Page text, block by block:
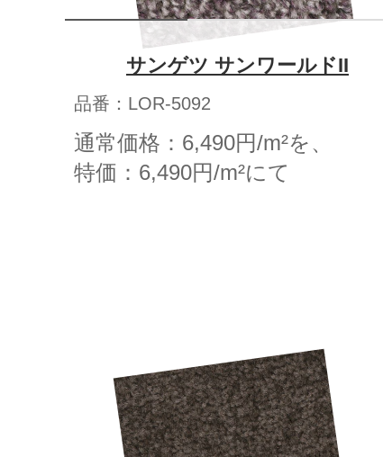
サンゲツ サンワールドII
品番：LOR-5092
通常価格：6,490円/m²を、
特価：6,490円/m²にて